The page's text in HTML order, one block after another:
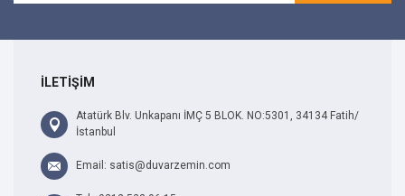
İLETİŞİM
Atatürk Blv. Unkapanı İMÇ 5 BLOK. NO:5301, 34134 Fatih/
İstanbul
Email: satis@duvarzemin.com